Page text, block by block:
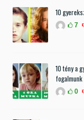
10
7
10 tény a
0